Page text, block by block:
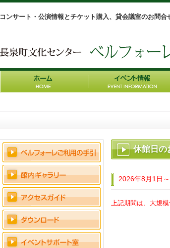
コンサート・公演情報とチケット購入、貸会議室のお問
休館日の
2026年8月1日
上記期間は、 大規